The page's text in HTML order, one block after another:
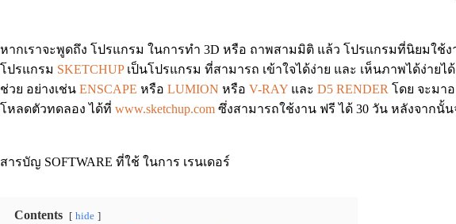
หากเราจะพูดถึง โปรแกรม ในการทำ 3D หรือ ถาพสามมิติ แล้ว โปรแกรมที่นิยมใช้ง
โปรแกรม SKETCHUPเป็นโปรแกรม ที่สามารถ เข้าใจได้ง่าย และ เห็นภาพได้ง่าย
ช่วย อย่างเช่น ENSCAPE หรือ LUMION หรือ V-RAY และ D5 RENDER โดย จะมา
โหลดตัวทดลอง ได้ที่ www.sketchup.com ซึ่งสามารถใช้งาน ฟรี ได้ 30 วัน หลังจากนั้
สารบัญ SOFTWARE ที่ใช้ ในการ เรนเดอร์
Contents hide